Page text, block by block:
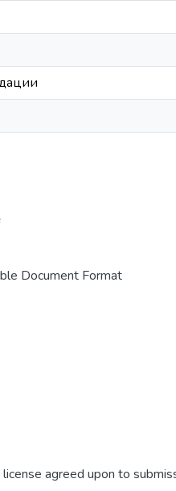
Document Format
agreed upon to